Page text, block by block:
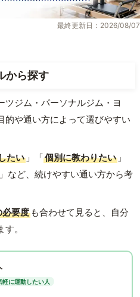
最終更新日：2026/08/07
から探す
ツジム・パーソナルジム・ヨ
的や通い方によって選びやすい
たい 」「個別に教わりたい 」
」など、続けやすい通い方から考
必要度 も合わせて見ると、自分
。
軽に運動したい人